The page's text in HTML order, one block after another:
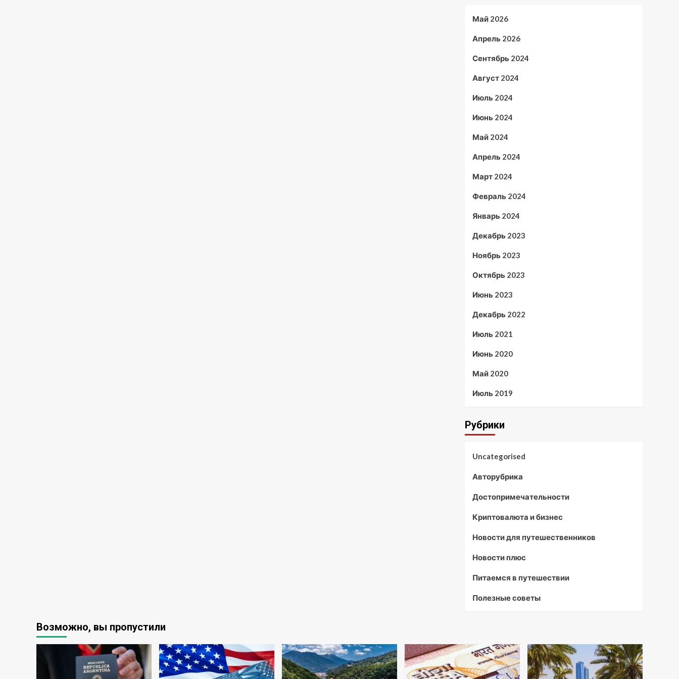
Май 2026
Апрель 2026
Сентябрь 2024
Август 2024
Июль 2024
Июнь 2024
Май 2024
Апрель 2024
Март 2024
Февраль 2024
Январь 2024
Декабрь 2023
Ноябрь 2023
Октябрь 2023
Июнь 2023
Декабрь 2022
Июль 2021
Июнь 2020
Май 2020
Июль 2019
Рубрики
Uncategorised
Авторубрика
Достопримечательности
Криптовалюта и бизнес
Новости для путешественников
Новости плюс
Питаемся в путешествии
Полезные советы
Возможно, вы пропустили